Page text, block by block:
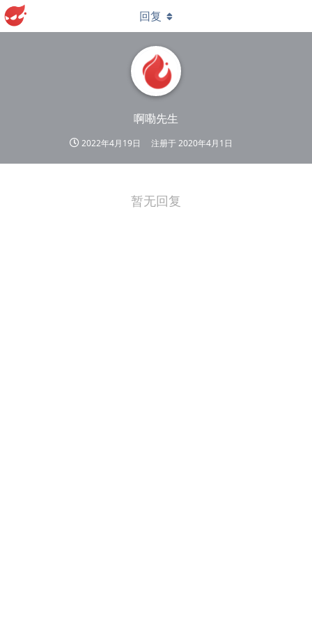
啊嘞先生
2022年4月19日 注册于2020年4月1日
回复
暂无回复